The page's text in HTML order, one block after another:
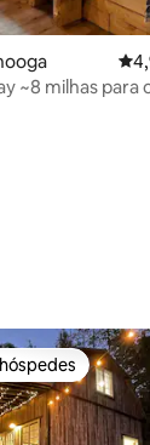
5, 23 avaliações
~8 milhas para
preferidos dos